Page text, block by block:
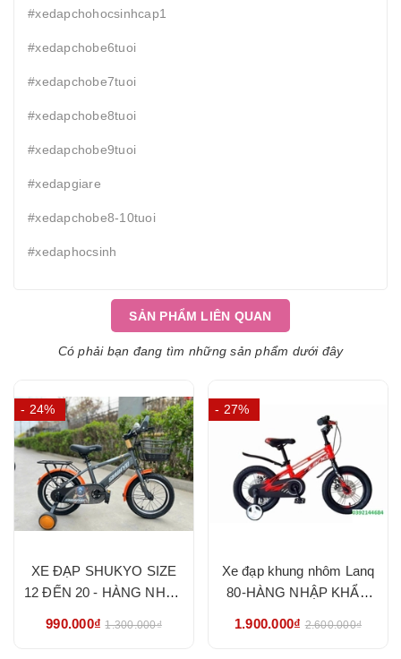
#xedapchohocsinhcap1
#xedapchobe6tuoi
#xedapchobe7tuoi
#xedapchobe8tuoi
#xedapchobe9tuoi
#xedapgiare
#xedapchobe8-10tuoi
#xedaphocsinh
SẢN PHẨM LIÊN QUAN
Có phải bạn đang tìm những sản phẩm dưới đây
- 24%
XE ĐẠP SHUKYO SIZE
12 ĐẾN 20 - HÀNG NHẬP
990.000₫ 1.300.000₫
- 27%
Xe đạp khung nhôm Lanq
80-HÀNG NHẬP KHẨU
1.900.000₫ 2.600.000₫